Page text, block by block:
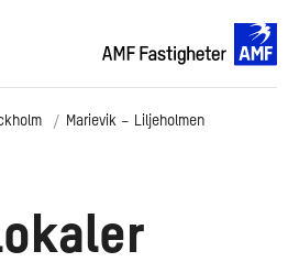
Marievik – Liljeholmen